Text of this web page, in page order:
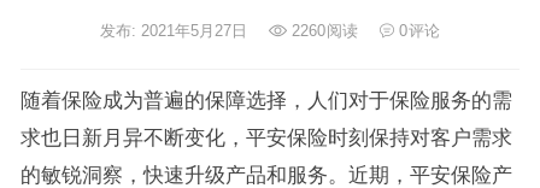
发布: 2021年5月27日 2260阅读 0评论
随着保险成为普遍的保障选择，人们对于保险服务的需
求也日新月异不断变化，平安保险时刻保持对客户需求
的敏锐洞察，快速升级产品和服务。近期，平安保险产